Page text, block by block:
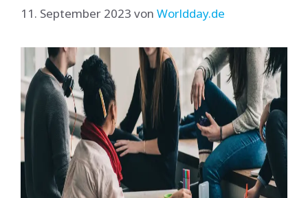
11. September 2023 von Worldday.de